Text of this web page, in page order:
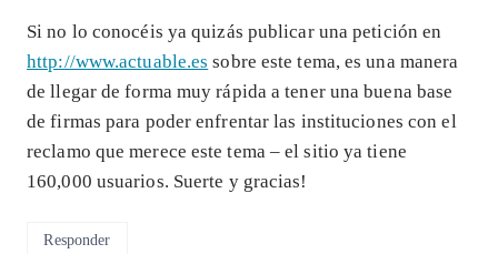
Si no lo conocéis ya quizás publicar una petición en
http://www.actuable.es sobre este tema, es una manera
de llegar de forma muy rápida a tener una buena base
de firmas para poder enfrentar las instituciones con el
reclamo que merece este tema – el sitio ya tiene
160,000 usuarios. Suerte y gracias!
Responder